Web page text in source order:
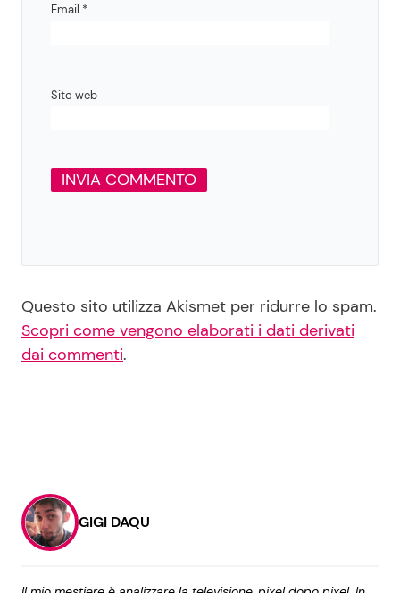
Email *
Sito web
Questo sito utilizza Akismet per ridurre lo spam.
Scopri come vengono elaborati i dati derivati
dai commenti.
GIGI DAQU